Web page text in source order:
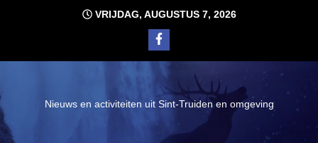
VRIJDAG, AUGUSTUS 7, 2026
Nieuws en activiteiten uit Sint-Truiden en omgeving